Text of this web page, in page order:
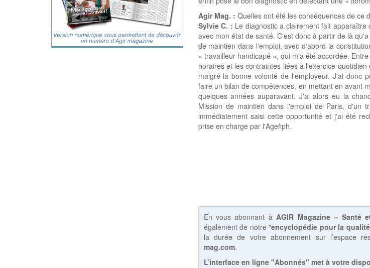
Agir Mag. : Quelles ont été les conséquences de ce
Sylvie C. : Le diagnostic a clairement fait
avec mon état de santé. C'est donc à partir de là
de maintien dans l'emploi, avec d'abord la
« travailleur handicapé », qui m'a été accordée.
horaires et les contraintes liées à l'exercice
malgré la bonne volonté de l'employeur. J'ai donc
faire un bilan de compétences, en mettant en avant
quelques années auparavant. J'ai alors eu la
Mission de maintien dans l'emploi de Paris, d'un
immédiatement saisi cette opportunité et j'ai été
prise en charge par l'Agefiph.
En vous abonnant àAGIR Magazine – Santé
également de notre "encyclopédie pour la
la durée de votre abonnement sur l’espace
mag.com.
L’interface en ligne "Abonnés" met à votre